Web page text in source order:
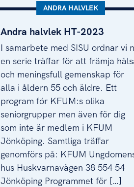
Andra halvlek HT-2023
Andra halvlek HT-2023
KATEGORI:
ANDRA HALVLEK
I samarbete med SISU ordnar vi
en serie träffar för att främja
och meningsfull gemenskap för
alla i åldern 55 och äldre. Ett
program för KFUM:s olika
seniorgrupper men även för dig
som inte är medlem i KFUM
Jönköping. Samtliga träffar
genomförs på: KFUM
hus Huskvarnavägen 38 554 54
Jönköping Programmet för […]